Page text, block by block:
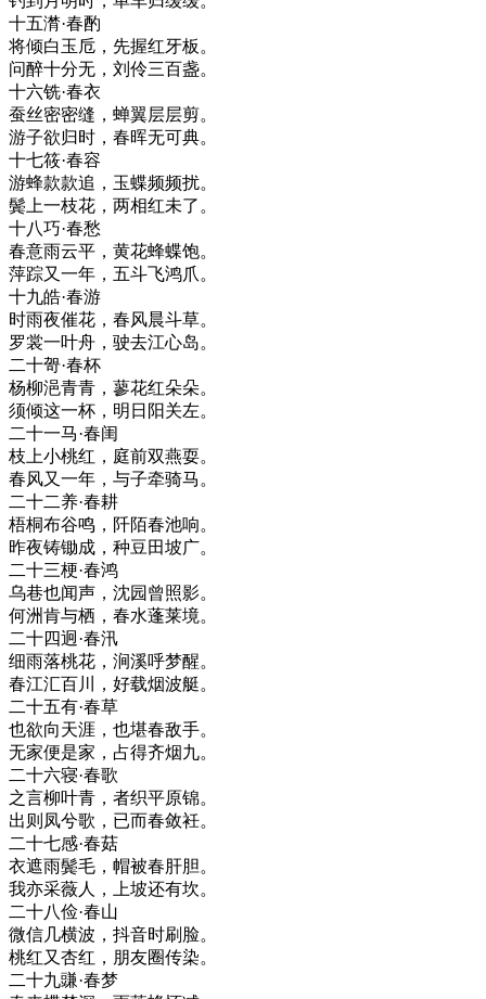
十五潸·春酌
将倾白玉卮，先握红牙板。
问醉十分无，刘伶三百盏。
十六铣·春衣
蚕丝密密缝，蝉翼层层剪。
游子欲归时，春晖无可典。
十七筱·春容
游蜂款款追，玉蝶频频扰。
鬓上一枝花，两相红未了。
十八巧·春愁
春意雨云平，黄花蜂蝶饱。
萍踪又一年，五斗飞鸿爪。
十九皓·春游
时雨夜催花，春风晨斗草。
罗裳一叶舟，驶去江心岛。
二十哿·春杯
杨柳浥青青，蓼花红朵朵。
须倾这一杯，明日阳关左。
二十一马·春闺
枝上小桃红，庭前双燕耍。
春风又一年，与子牵骑马。
二十二养·春耕
梧桐布谷鸣，阡陌春池响。
昨夜铸锄成，种豆田坡广。
二十三梗·春鸿
乌巷也闻声，沈园曾照影。
何洲肯与栖，春水蓬莱境。
二十四迥·春汛
细雨落桃花，涧溪呼梦醒。
春江汇百川，好载烟波艇。
二十五有·春草
也欲向天涯，也堪春敌手。
无家便是家，占得齐烟九。
二十六寝·春歌
之言柳叶青，者织平原锦。
出则凤兮歌，已而春敛衽。
二十七感·春菇
衣遮雨鬓毛，帽被春肝胆。
我亦采薇人，上坡还有坎。
二十八俭·春山
微信几横波，抖音时刷脸。
桃红又杏红，朋友圈传染。
二十九豏·春梦